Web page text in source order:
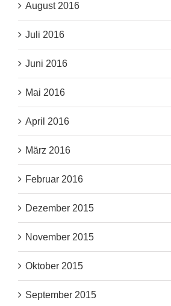
August 2016
Juli 2016
Juni 2016
Mai 2016
April 2016
März 2016
Februar 2016
Dezember 2015
November 2015
Oktober 2015
September 2015